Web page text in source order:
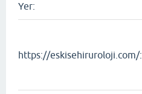
Yer:
https://eskisehiruroloji.com/: